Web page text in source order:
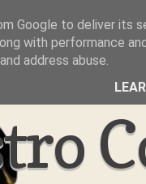
Quienes Somos ??
Google to deliver its
with performance
address abuse.